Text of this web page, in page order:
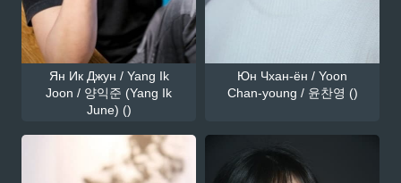
Ян Ик Джун / Yang Ik
Joon / 양익준 (Yang Ik
June) ()
Юн Чхан-ён / Yoon
Chan-young / 윤찬영 ()